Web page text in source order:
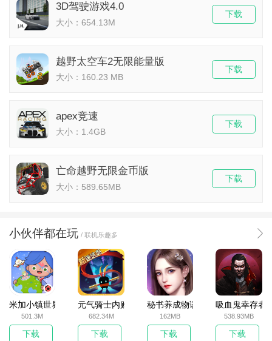
3D驾驶游戏4.0
大小：654.13M
下载
​越野太空车2无限能量版
大小：160.23 MB
下载
apex竞速
大小：1.4GB
下载
亡命越野无限金币版
大小：589.65MB
下载
小伙伴都在玩 / 联机乐趣多
米加小镇世界2025官方版
501.3M
下载
元气骑士内购破解版
682.34M
下载
秘书养成物语
162MB
下载
吸血鬼幸存者
538.93MB
下载